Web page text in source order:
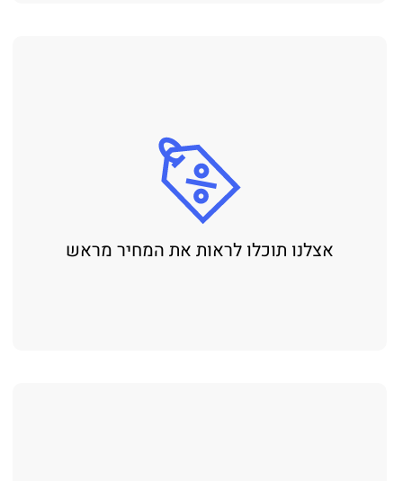
אצלנו תוכלו לראות את המחיר מראש